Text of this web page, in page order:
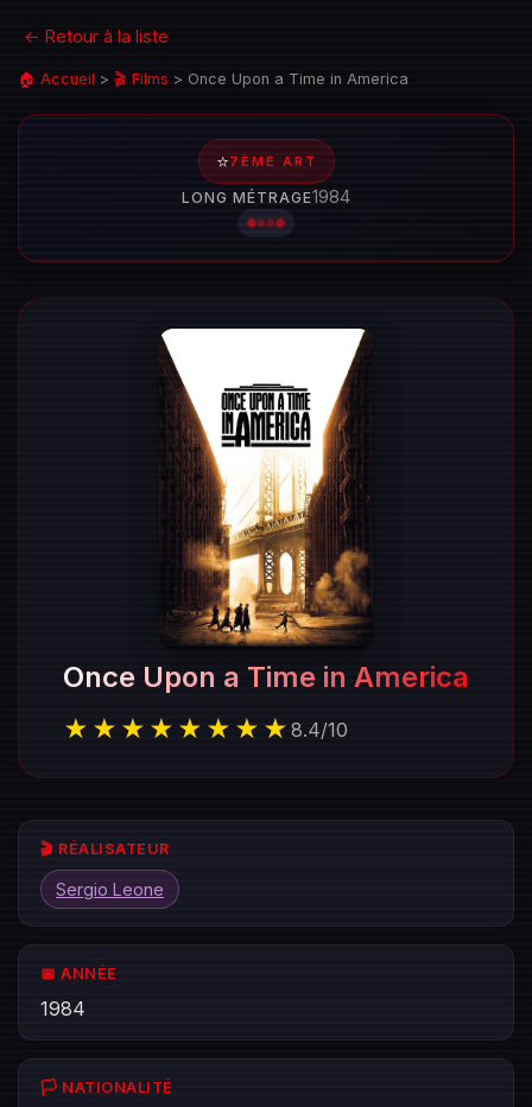
← Retour à la liste
🏠 Accueil > 🎬 Films > Once Upon a Time in America
⭐7ÈME ART
LONG MÉTRAGE1984
Once Upon a Time in America
★★★★★★★★ 8.4/10
🎬 RÉALISATEUR
Sergio Leone
📅 ANNÉE
1984
🏳️ NATIONALITÉ